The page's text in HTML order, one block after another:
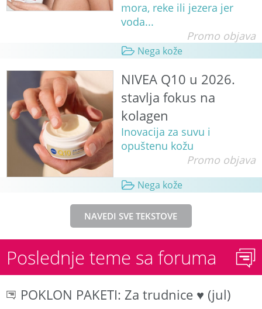
mora, reke ili jezera jer
voda...
Promo objava
Nega kože
NIVEA Q10 u 2026.
stavlja fokus na
kolagen
Inovacija za suvu i
opuštenu kožu
Promo objava
Nega kože
NAVEDI SVE TEKSTOVE
Poslednje teme sa foruma
POKLON PAKETI: Za trudnice ♥ (jul)